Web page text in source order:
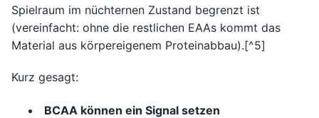
Spielraum im nüchternen Zustand begrenzt ist
(vereinfacht: ohne die restlichen EAAs kommt das
Material aus körpereigenem Proteinabbau).[^5]
Kurz gesagt:
BCAA können ein Signal setzen